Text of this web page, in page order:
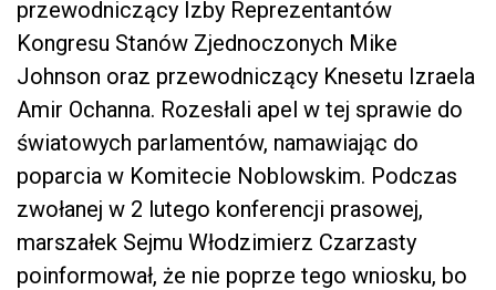
przewodniczący Izby Reprezentantów
Kongresu Stanów Zjednoczonych Mike
Johnson oraz przewodniczący Knesetu Izraela
Amir Ochanna. Rozesłali apel w tej sprawie do
światowych parlamentów, namawiając do
poparcia w Komitecie Noblowskim. Podczas
zwołanej w 2 lutego konferencji prasowej,
marszałek Sejmu Włodzimierz Czarzasty
poinformował, że nie poprze tego wniosku, bo